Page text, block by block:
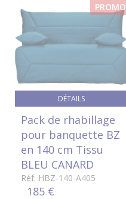
DÉTAILS
PROMO
Pack de rhabillage
pour banquette BZ
en 140 cm Tissu
BLEU CANARD
Réf: HBZ-140-A405
185 €